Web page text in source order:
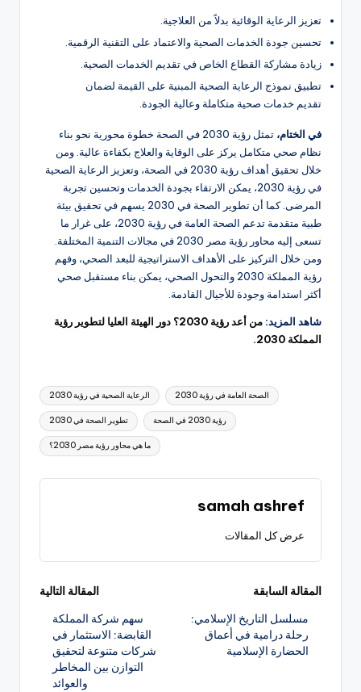
تعزيز الرعاية الوقائية بدلاً من العلاجية.
تحسين جودة الخدمات الصحية والاعتماد على التقنية الرقمية.
زيادة مشاركة القطاع الخاص في تقديم الخدمات الصحية.
تطبيق نموذج الرعاية الصحية المبنية على القيمة لضمان
تقديم خدمات صحية متكاملة وعالية الجودة.
في الختام،
تمثل رؤية 2030 في الصحة خطوة محورية نحو بناء
نظام صحي متكامل يركز على الوقاية والعلاج بكفاءة عالية. ومن
خلال تحقيق أهداف رؤية 2030 في الصحة، وتعزيز الرعاية الصحية
في رؤية 2030، يمكن الارتقاء بجودة الخدمات وتحسين تجربة
المرضى. كما أن تطوير الصحة في 2030 يسهم في تحقيق بيئة
طبية متقدمة تدعم الصحة العامة في رؤية 2030، على غرار ما
تسعى إليه محاور رؤية مصر 2030 في مجالات التنمية المختلفة.
ومن خلال التركيز على الأهداف الاستراتيجية للبعد الصحي، وفهم
رؤية المملكة 2030 والتحول الصحي، يمكن بناء مستقبل صحي
أكثر استدامة وجودة للأجيال القادمة.
شاهد المزيد:
من أعد رؤية 2030؟ دور الهيئة العليا لتطوير رؤية
المملكة 2030
.
الرعاية الصحية في رؤية 2030 الصحة العامة في رؤية 2030
تطوير الصحة في 2030 رؤية 2030 في الصحة
ما هي محاور رؤية مصر 2030؟
samah ashref
عرض كل المقالات
تصفّح
المقالات
المقالة السابقة
مسلسل التاريخ الإسلامي:
رحلة درامية في أعماق
الحضارة الإسلامية
المقالة التالية
سهم شركة المملكة
القابضة: الاستثمار في
شركات متنوعة لتحقيق
التوازن بين المخاطر
والعوائد